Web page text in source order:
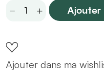
Commode
62x24x80
avec
porte
Ajouter
Ajouter dans ma